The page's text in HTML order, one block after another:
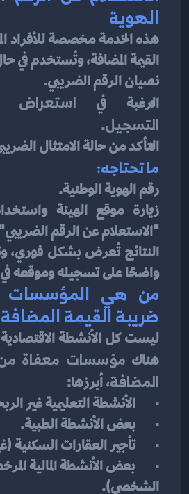
الهوية
القيمة المضافة، وتُستخدم في
نسيان الرقم الضريبي.
الرغبة في
التسجيل.
التأكد من حالة الامتثال
ما تحتاجه:
رقم الهوية الوطنية.
"الاستعلام عن الرقم
واضحًا على تسجيله وموقعه
ضريبة القيمة
هناك
المضافة، أبرزها:
·       الأنشطة التعليمية غير
·       بعض الأنشطة الطبية.
·       تأجير العقارات السكنية
الشخصي).